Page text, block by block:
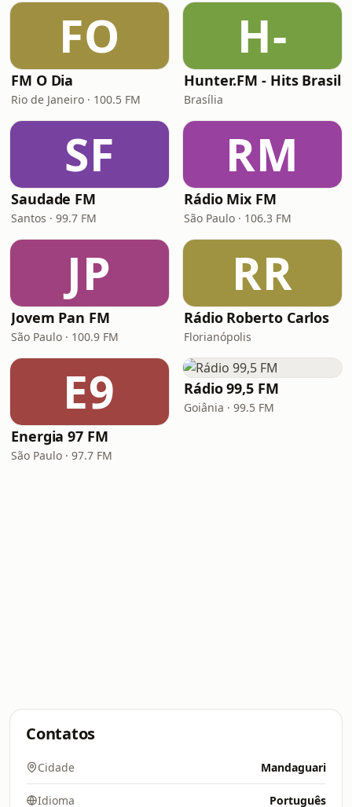
FO
FM O Dia
Rio de Janeiro · 100.5 FM
H-
Hunter.FM - Hits Brasil
Brasília
SF
Saudade FM
Santos · 99.7 FM
RM
Rádio Mix FM
São Paulo · 106.3 FM
JP
Jovem Pan FM
São Paulo · 100.9 FM
RR
Rádio Roberto Carlos
Florianópolis
E9
Energia 97 FM
São Paulo · 97.7 FM
Rádio 99,5 FM
Goiânia · 99.5 FM
Contatos
Cidade Mandaguari
Idioma Português